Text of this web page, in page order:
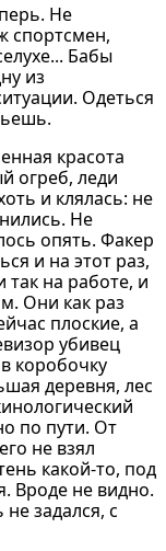
Не
спортсмен,
Бабы
из
Одеться
красота
огреб, леди
и клялась: не
Не
опять. Факер
и на этот раз,
так на работе, и
Они как раз
плоские, а
убивец
коробочку
деревня, лес
по пути. От
не взял
какой-то, под
Вроде не видно.
задался, с